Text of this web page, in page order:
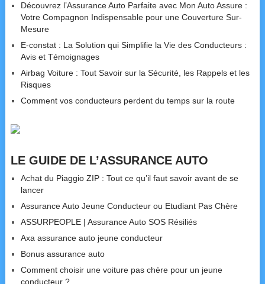
Découvrez l’Assurance Auto Parfaite avec Mon Auto Assure :
Votre Compagnon Indispensable pour une Couverture Sur-
Mesure
E-constat : La Solution qui Simplifie la Vie des Conducteurs :
Avis et Témoignages
Airbag Voiture : Tout Savoir sur la Sécurité, les Rappels et les
Risques
Comment vos conducteurs perdent du temps sur la route
LE GUIDE DE L’ASSURANCE AUTO
Achat du Piaggio ZIP : Tout ce qu’il faut savoir avant de se
lancer
Assurance Auto Jeune Conducteur ou Etudiant Pas Chère
ASSURPEOPLE | Assurance Auto SOS Résiliés
Axa assurance auto jeune conducteur
Bonus assurance auto
Comment choisir une voiture pas chère pour un jeune
conducteur ?